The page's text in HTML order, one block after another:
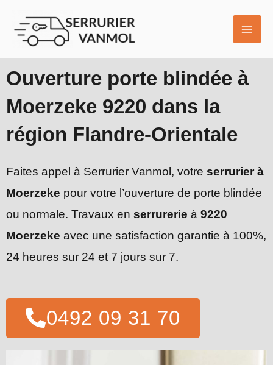
contenu
Ouverture porte blindée à
Moerzeke 9220 dans la
région Flandre-Orientale
Faites appel à Serrurier Vanmol, votre serrurier à
Moerzeke pour votre l’ouverture de porte blindée
ou normale. Travaux en serrurerie à 9220
Moerzeke avec une satisfaction garantie à 100%,
24 heures sur 24 et 7 jours sur 7.
0492 09 31 70